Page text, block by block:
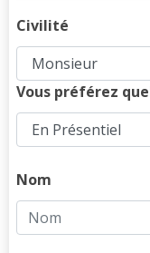
Civilité
Vous préférez
Nom